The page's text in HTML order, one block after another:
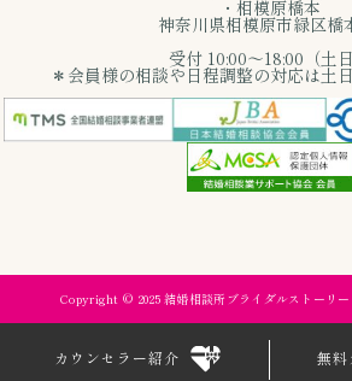
カウンセラー紹介 無料
・相模原橋本
神奈川県相模原市緑区橋
受付 10:00〜18:00（土日
＊会員様の相談や日程調整の対応は土
Copyright © 2025 結婚相談所ブライダルストーリ